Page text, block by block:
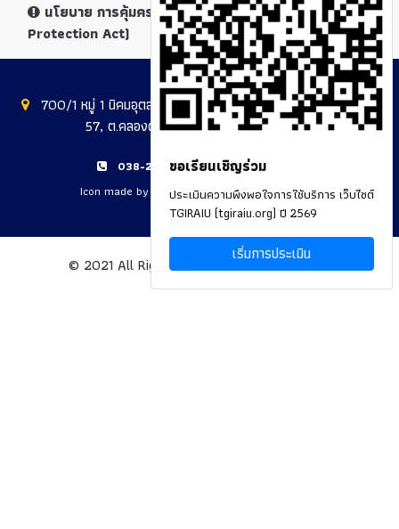
ขอเรียนเชิญร่วม
ประเมินความพึงพอใจการใช้บริการ เว็บไซต์
TGIRAIU (tgiraiu.org) ปี 2569
เริ่มการประเมิน
นโยบาย การคุ้มครองข้อมูลส่วนบุคคล (Personal Data
Protection Act)
700/1 หมู่ 1 นิคมอุตสาหกรรมอมตะซิตี้ ชลบุรี, ถ.บางนา-ตราด กม.
57, ต.คลองตำหรุ, อ.เมือง, จ.ชลบุรี 20000
038-215033-39, 033-266040-44
Icon made by Freepik fromwww.flaticon.com
© 2021 All Rights Reserved ByTGIRAIU.ORG